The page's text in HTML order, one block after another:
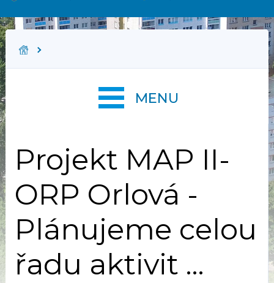
Projekt MAP II-
ORP Orlová -
Plánujeme celou
řadu aktivit ...
MENU